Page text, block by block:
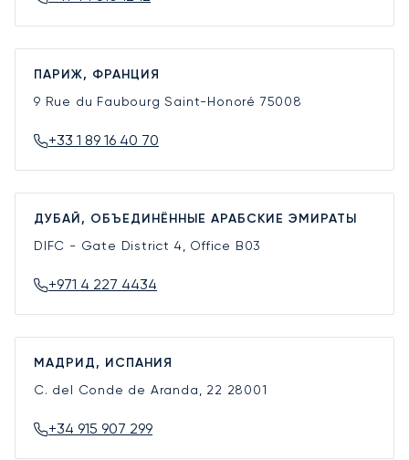
ПАРИЖ, ФРАНЦИЯ
9 Rue du Faubourg Saint-Honoré 75008
+33 1 89 16 40 70
ДУБАЙ, ОБЪЕДИНЁННЫЕ АРАБСКИЕ ЭМИРАТЫ
DIFC - Gate District 4, Office B03
+971 4 227 4434
МАДРИД, ИСПАНИЯ
C. del Conde de Aranda, 22 28001
+34 915 907 299